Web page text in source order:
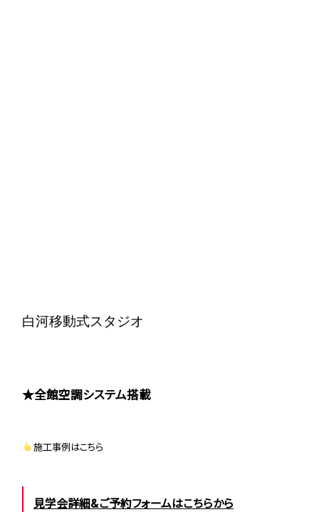
白河移動式スタジオ
★全館空調システム搭載
施工事例はこちら
見学会詳細&ご予約フォームはこちらから